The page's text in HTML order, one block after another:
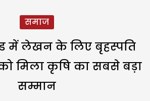
समाज
में लेखन के लिए बृहस्पति
मिला कृषि का सबसे बड़ा
सम्मान